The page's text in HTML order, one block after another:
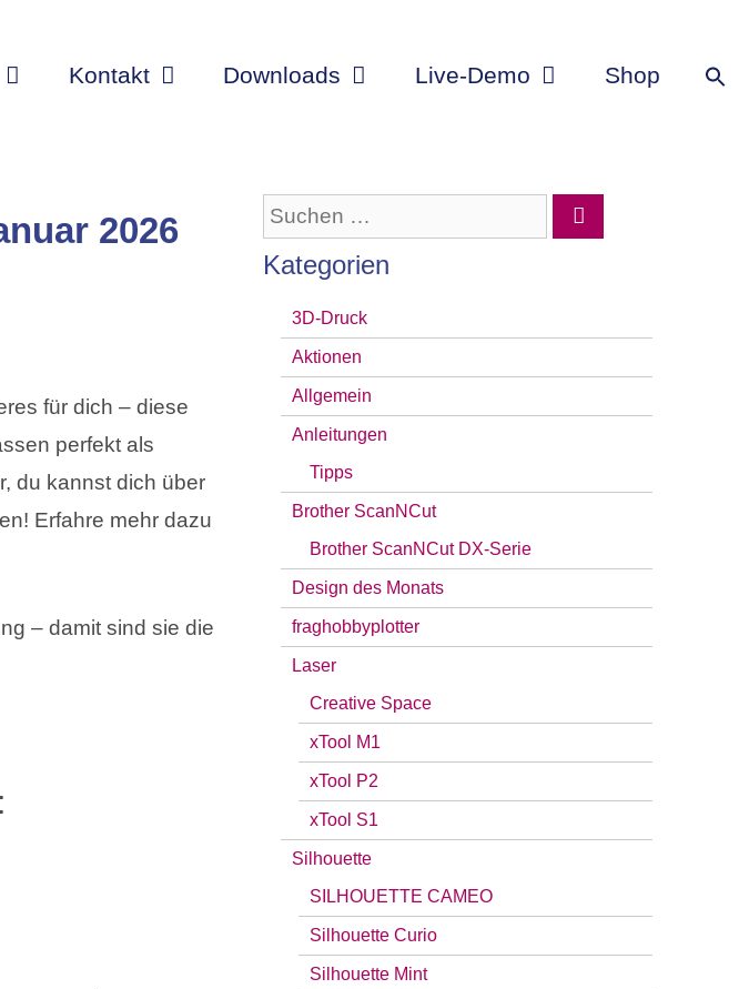
Kontakt Downloads Live-Demo Shop
2026
für dich – diese
perfekt als
du kannst dich über
Erfahre mehr dazu
– damit sind sie die
Suchen
Kategorien
3D-Druck
Aktionen
Allgemein
Anleitungen
Tipps
Brother ScanNCut
Brother ScanNCut DX-Serie
Design des Monats
fraghobbyplotter
Laser
Creative Space
xTool M1
xTool P2
xTool S1
Silhouette
SILHOUETTE CAMEO
Silhouette Curio
Silhouette Mint